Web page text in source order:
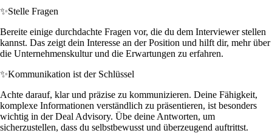
✨Stelle Fragen
Bereite einige durchdachte Fragen vor, die du dem Interviewer stellen
kannst. Das zeigt dein Interesse an der Position und hilft dir, mehr über
die Unternehmenskultur und die Erwartungen zu erfahren.
✨Kommunikation ist der Schlüssel
Achte darauf, klar und präzise zu kommunizieren. Deine Fähigkeit,
komplexe Informationen verständlich zu präsentieren, ist besonders
wichtig in der Deal Advisory. Übe deine Antworten, um
sicherzustellen, dass du selbstbewusst und überzeugend auftrittst.